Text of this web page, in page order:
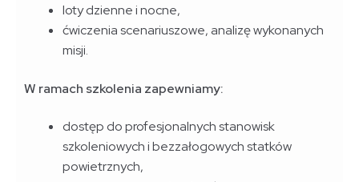
loty dzienne i nocne,
ćwiczenia scenariuszowe, analizę wykonanych
misji.
W ramach szkolenia zapewniamy:
dostęp do profesjonalnych stanowisk
szkoleniowych i bezzałogowych statków
powietrznych,